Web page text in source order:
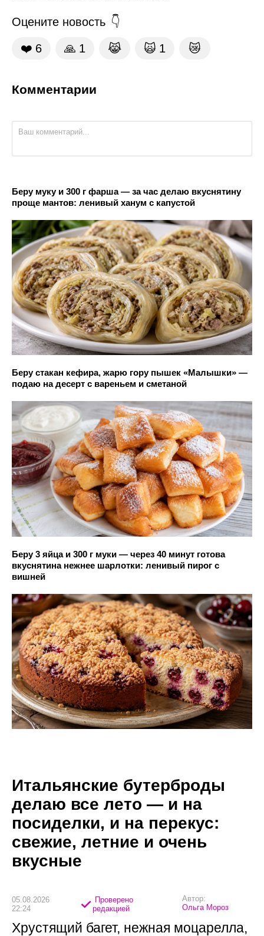
Оцените новость
❤️ 6 🙏 1 😹 🙀 1 😿
Комментарии
Беру муку и 300 г фарша — за час делаю вкуснятину
проще мантов: ленивый ханум с капустой
Беру стакан кефира, жарю гору пышек «Малышки» —
подаю на десерт с вареньем и сметаной
Беру 3 яйца и 300 г муки — через 40 минут готова
вкуснятина нежнее шарлотки: ленивый пирог с
вишней
Итальянские бутерброды
делаю все лето — и на
посиделки, и на перекус:
свежие, летние и очень
вкусные
05.08.2026
22:24
Проверено
редакцией
Автор:
Ольга Мороз
Хрустящий багет, нежная моцарелла,